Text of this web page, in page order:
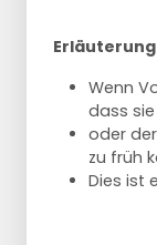
Wenn
dass
oder
zu früh
Dies ist